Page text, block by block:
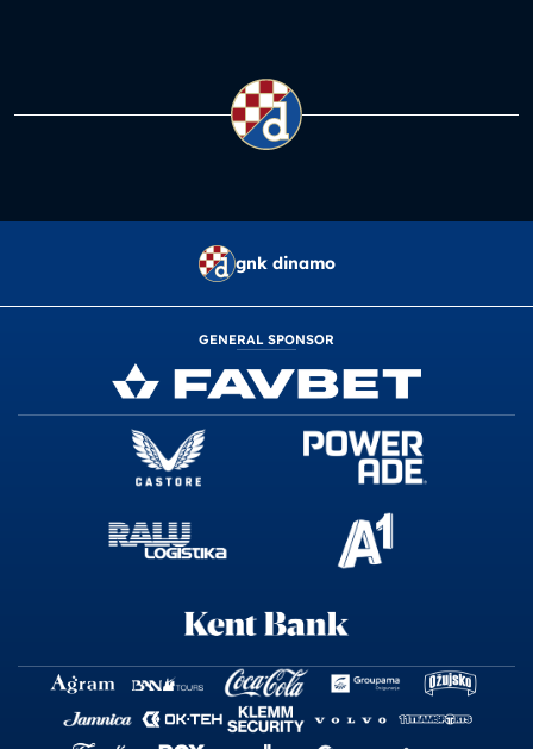
gnk dinamo
GENERAL SPONSOR